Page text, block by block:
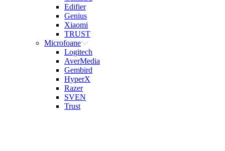
Edifier
Genius
Xiaomi
TRUST
Microfoane
Logitech
AverMedia
Gembird
HyperX
Razer
SVEN
Trust